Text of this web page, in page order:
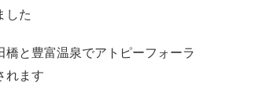
した
橋と豊富温泉でアトピーフォーラ
れます